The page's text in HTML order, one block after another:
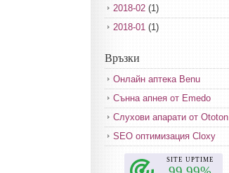
2018-02 (1)
2018-01 (1)
2017-11
2017-10 (3)
2017-08(3)
2017-07(1)
2017-06(2)
2017-05(4)
Връзки
Онлайн аптека Benu
Сънна апнея от Emedo
Слухови апарати от Ototon
SEO оптимизация Cloxy